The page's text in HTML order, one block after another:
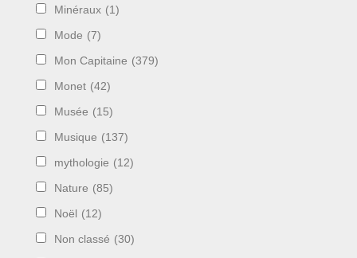
Minéraux (1)
Mode (7)
Mon Capitaine (379)
Monet (42)
Musée (15)
Musique (137)
mythologie (12)
Nature (85)
Noël (12)
Non classé (30)